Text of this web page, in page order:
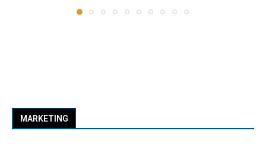
MARKETING